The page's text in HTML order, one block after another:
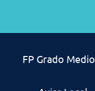
FP Grado Medio